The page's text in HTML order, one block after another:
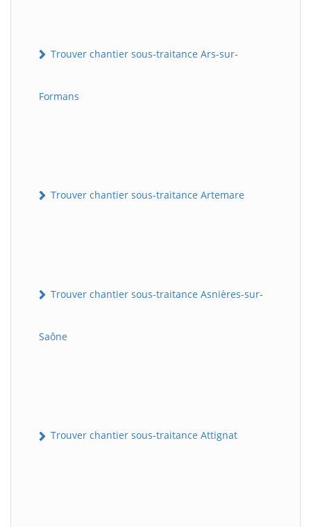
Trouver chantier sous-traitance Ars-sur-
Formans
Trouver chantier sous-traitance Artemare
Trouver chantier sous-traitance Asnières-sur-
Saône
Trouver chantier sous-traitance Attignat